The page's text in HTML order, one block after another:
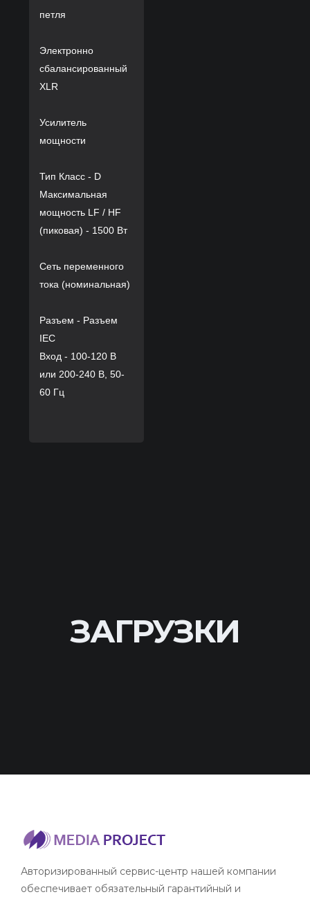
петля
Электронно
сбалансированный
XLR
Усилитель
мощности
Тип Класс - D
Максимальная
мощность LF / HF
(пиковая) - 1500 Вт
Сеть переменного
тока (номинальная)
Разъем - Разъем
IEC
Вход - 100-120 В
или 200-240 В, 50-
60 Гц
ЗАГРУЗКИ
Авторизированный сервис-центр нашей компании
обеспечивает обязательный гарантийный и